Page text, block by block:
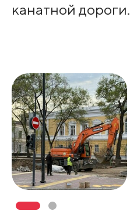
канатной дороги.